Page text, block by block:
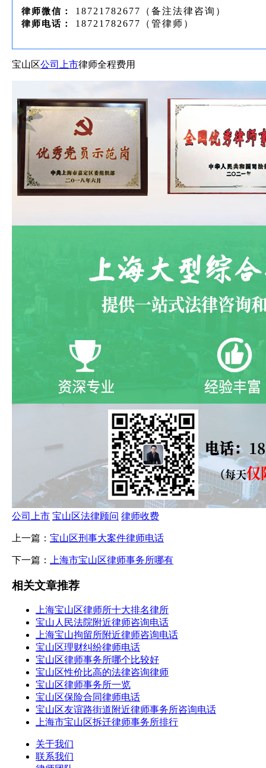
律师微信： 18721782677（备注法律咨询）
律师电话： 18721782677（管律师）
宝山区公司上市律师全程费用
公司上市 宝山区法律顾问 律师收费
上一篇： 宝山区刑事大案件律师电话
下一篇： 上海市宝山区律师事务所哪有
相关文章推荐
上海宝山区律师所十大排名律所
宝山人民法院附近律师咨询电话
上海宝山拘留所附近律师咨询电话
宝山区理财纠纷律师电话
宝山区律师事务所哪个比较好
宝山区性价比高的法律咨询律师
宝山区律师事务所一览
宝山区保险合同律师电话
宝山区友谊路街道附近律师事务所咨询电话
上海市宝山区拆迁律师事务所排行
关于我们
联系我们